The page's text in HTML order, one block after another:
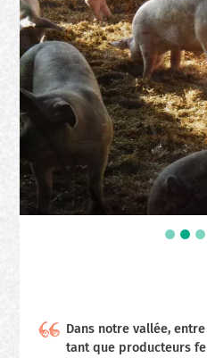
Dans notre vallée,
tant que producteurs